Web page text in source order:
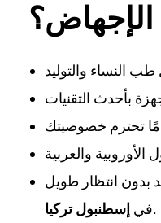
الإجهاض؟
بدون انتظار طويل
في إسطنبول تركيا .